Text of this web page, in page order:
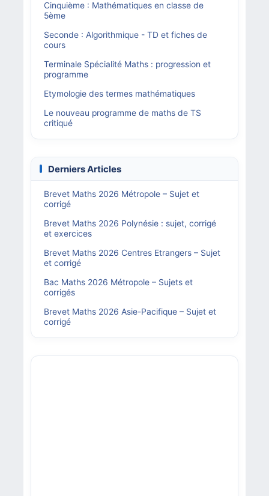
Cinquième : Mathématiques en classe de
5ème
Seconde : Algorithmique - TD et fiches de
cours
Terminale Spécialité Maths : progression et
programme
Etymologie des termes mathématiques
Le nouveau programme de maths de TS
critiqué
Derniers Articles
Brevet Maths 2026 Métropole – Sujet et
corrigé
Brevet Maths 2026 Polynésie : sujet, corrigé
et exercices
Brevet Maths 2026 Centres Etrangers – Sujet
et corrigé
Bac Maths 2026 Métropole – Sujets et
corrigés
Brevet Maths 2026 Asie-Pacifique – Sujet et
corrigé